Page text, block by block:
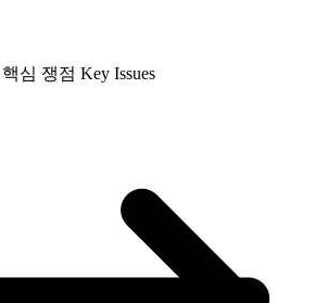
심 쟁점 Key Issues